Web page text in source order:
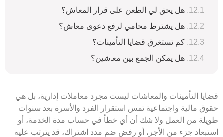
هل يحق لي الطعن على قرار المعاش؟
هل يشترط محامي لرفع دعوى معاش؟
كم تستغرق قضايا التأمينات؟
هل يمكن الجمع بين معاشين؟
التأمينات والمعاشات ليست مجرد معاملات إدارية، بل هي
مالية واجتماعية تمس استقرار الفرد والأسرة بعد سنوات
من العمل ولا شك أن أي خطأ في حساب مدة الخدمة، أو
جزء من الأجر، أو رفض ضم مدد اشتراك، قد يترتب عليه